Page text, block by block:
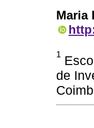
Maria
1
de